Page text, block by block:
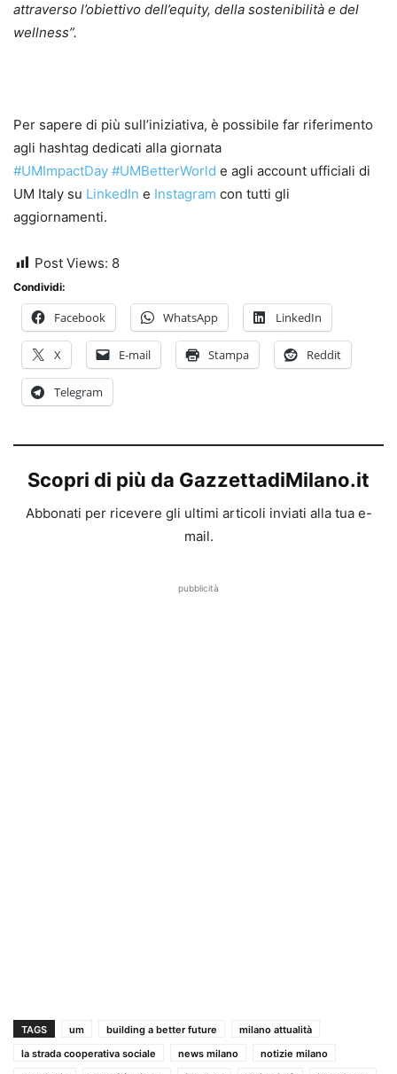
attraverso l’obiettivo dell’equity, della sostenibilità e del
wellness”.
Per sapere di più sull’iniziativa, è possibile far riferimento
agli hashtag dedicati alla giornata
#UMImpactDay #UMBetterWorld e agli account ufficiali di
UM Italy su LinkedIn e Instagram con tutti gli
aggiornamenti.
Post Views: 8
Condividi:
Facebook WhatsApp LinkedIn
X E-mail Stampa Reddit
Telegram
Scopri di più da GazzettadiMilano.it
Abbonati per ricevere gli ultimi articoli inviati alla tua e-
mail.
pubblicità
TAGS um building a better future
milano attualità
la strada cooperativa sociale
news milano
notizie milano